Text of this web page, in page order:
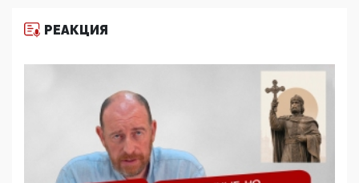
11:53, 09 Июня 2026
деятельность ИИТО ЮНЕСКО в России, но
цифроглобалисты продолжают определять
повестку в образовании
09:43, 01 Июня 2026
5G за счет здоровья граждан: Минцифры намерено
отобрать у регионов и муниципалитетов право
защищать жилые дома и социальные объекты от
РЕАКЦИЯ